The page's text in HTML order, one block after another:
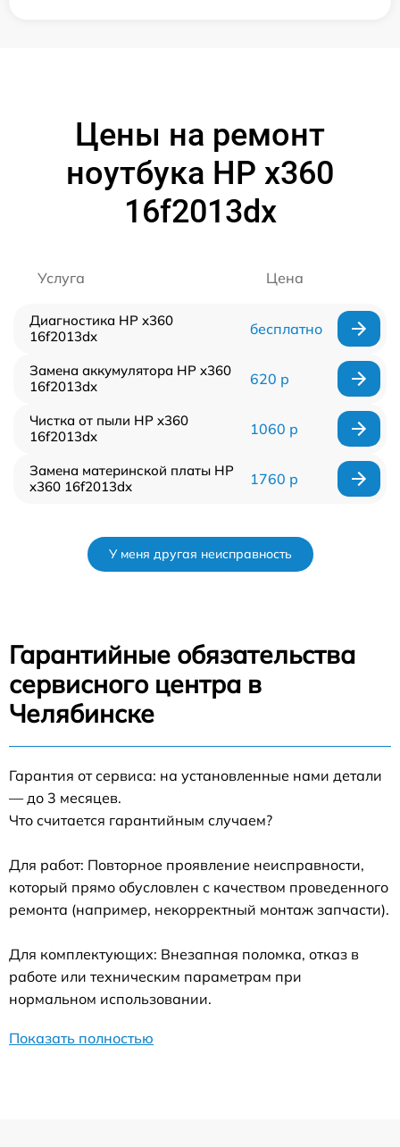
Цены на ремонт
ноутбука HP x360
16f2013dx
Услуга Цена
Диагностика HP x360
16f2013dx
бесплатно
Замена аккумулятора HP x360
16f2013dx
620 р
Чистка от пыли HP x360
16f2013dx
1060 р
Замена материнской платы HP
x360 16f2013dx
1760 р
У меня другая неисправность
Гарантийные обязательства
сервисного центра в
Челябинске
Гарантия от сервиса: на установленные нами детали
— до 3 месяцев.
Что считается гарантийным случаем?
Для работ: Повторное проявление неисправности,
который прямо обусловлен с качеством проведенного
ремонта (например, некорректный монтаж запчасти).
Для комплектующих: Внезапная поломка, отказ в
работе или техническим параметрам при
нормальном использовании.
Показать полностью